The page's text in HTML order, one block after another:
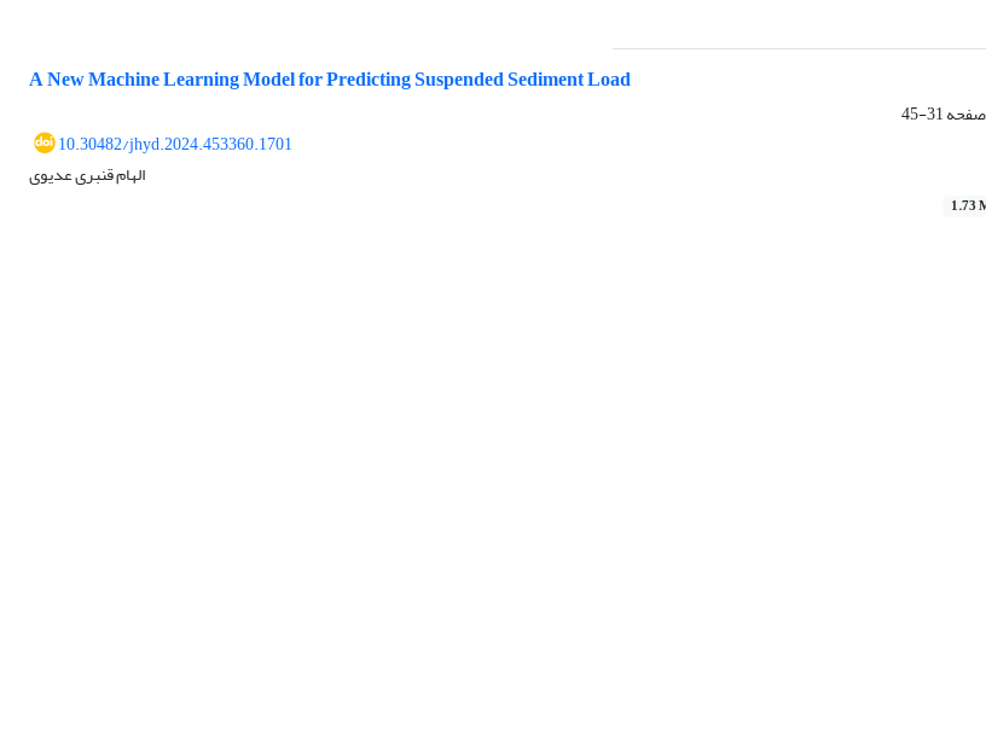
A New Machine Learning Model for Predicting Suspended Sediment Load
31-45
10.30482/jhyd.2024.453360.1701
الهام قنبری عدیوی
1.73